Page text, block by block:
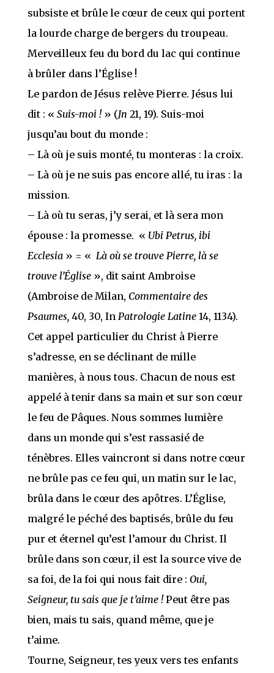
subsiste et brûle le cœur de ceux qui portent
la lourde charge de bergers du troupeau.
Merveilleux feu du bord du lac qui continue
à brûler dans l’Église !
Le pardon de Jésus relève Pierre. Jésus lui
dit : « Suis-moi !» (Jn 21, 19). Suis-moi
jusqu’au bout du monde :
– Là où je suis monté, tu monteras : la croix.
– Là où je ne suis pas encore allé, tu iras : la
mission.
– Là où tu seras, j’y serai, et là sera mon
épouse : la promesse. « Ubi Petrus, ibi
Ecclesia » = « Là où se trouve Pierre, là se
trouve l’Église », dit saint Ambroise
(Ambroise de Milan, Commentaire des
Psaumes, 40, 30, In Patrologie Latine 14, 1134).
Cet appel particulier du Christ à Pierre
s’adresse, en se déclinant de mille
manières, à nous tous. Chacun de nous est
appelé à tenir dans sa main et sur son cœur
le feu de Pâques. Nous sommes lumière
dans un monde qui s’est rassasié de
ténèbres. Elles vaincront si dans notre cœur
ne brûle pas ce feu qui, un matin sur le lac,
brûla dans le cœur des apôtres. L’Église,
malgré le péché des baptisés, brûle du feu
pur et éternel qu’est l’amour du Christ. Il
brûle dans son cœur, il est la source vive de
sa foi, de la foi qui nous fait dire : Oui,
Seigneur, tu sais que je t’aime !Peut être pas
bien, mais tu sais, quand même, que je
t’aime.
Tourne, Seigneur, tes yeux vers tes enfants